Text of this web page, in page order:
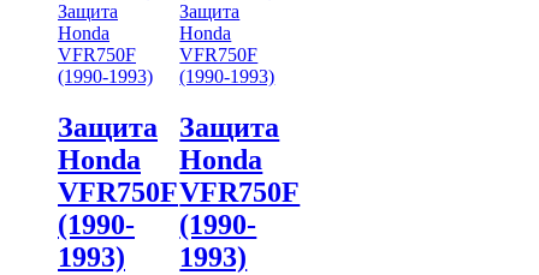
Защита
Honda
VFR750F
(1990-1993)
Защита
Honda
VFR750F
(1990-
1993)
Защита
Honda
VFR750F
(1990-1993)
Защита
Honda
VFR750F
(1990-
1993)